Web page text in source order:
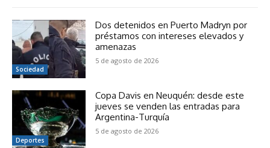
Sociedad
Dos detenidos en Puerto Madryn por
préstamos con intereses elevados y
amenazas
5 de agosto de 2026
Deportes
Copa Davis en Neuquén: desde este
jueves se venden las entradas para
Argentina-Turquía
5 de agosto de 2026